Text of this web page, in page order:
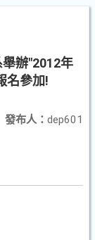
辦"2012年
名參加!
發布人： dep601